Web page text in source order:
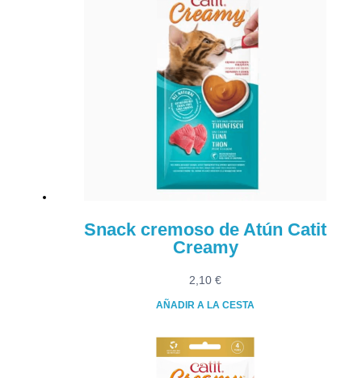
Snack cremoso de Atún Catit
Creamy
2,10 €
AÑADIR A LA CESTA